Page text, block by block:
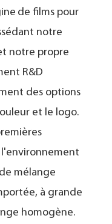
de films pour
notre
notre propre
R&D
des options
et le logo.
mélange
à grande
homogène.